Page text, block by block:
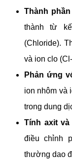
Thành
thành từ
(Chloride).
và ion clo
Phản ứng
ion nhôm và
trong dung
Tính axit và
điều chỉnh
thường dao